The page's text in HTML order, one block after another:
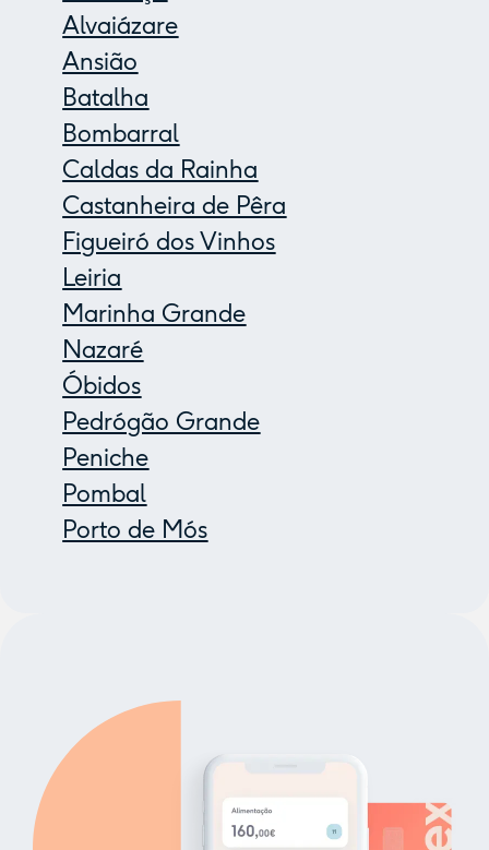
Alvaiázare
Ansião
Batalha
Bombarral
Caldas da Rainha
Castanheira de Pêra
Figueiró dos Vinhos
Leiria
Marinha Grande
Nazaré
Óbidos
Pedrógão Grande
Peniche
Pombal
Porto de Mós